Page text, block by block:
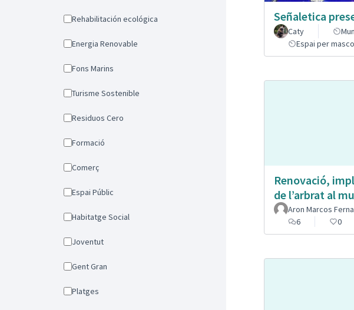
Rehabilitación ecológica
Energia Renovable
Fons Marins
Turisme Sostenible
Residuos Cero
Formació
Comerç
Espai Públic
Habitatge Social
Joventut
Gent Gran
Platges
Señaletica
Caty
Espai per
Renovació,
de l’arbrat al
Aron Marcos
6
0